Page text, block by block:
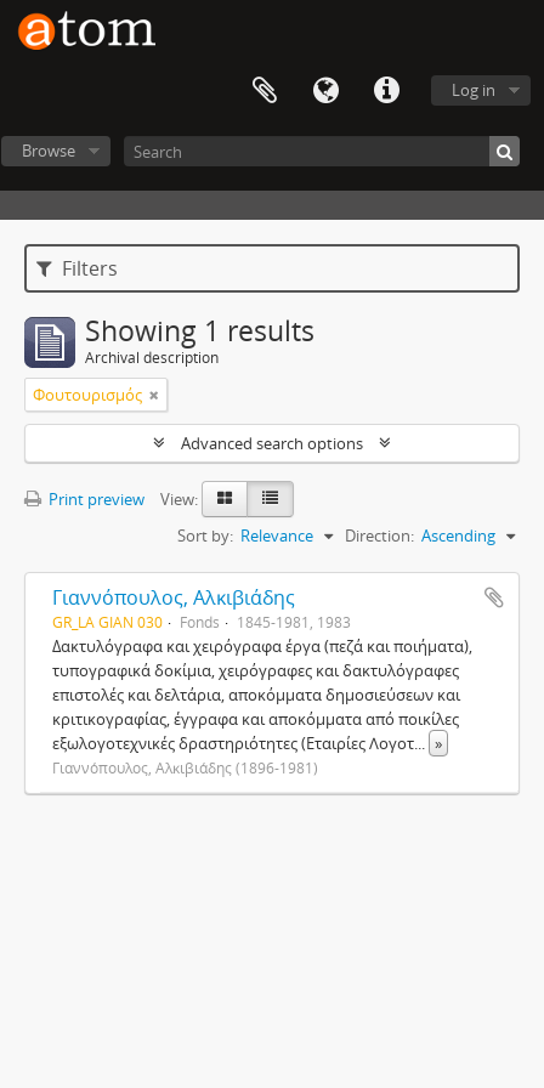
Log in
Browse
Filters
Showing 1 results
Archival description
Φουτουρισμός
Advanced search options
Print preview
View:
Sort by: Relevance Direction: Ascending
Γιαννόπουλος, Αλκιβιάδης
GR_LA GIAN 030 Fonds 1845-1981, 1983
Δακτυλόγραφα και χειρόγραφα έργα (πεζά και ποιήματα),
τυπογραφικά δοκίμια, χειρόγραφες και δακτυλόγραφες
επιστολές και δελτάρια, αποκόμματα δημοσιεύσεων και
κριτικογραφίας, έγγραφα και αποκόμματα από ποικίλες
εξωλογοτεχνικές δραστηριότητες (Εταιρίες Λογοτ... »
Γιαννόπουλος, Αλκιβιάδης (1896-1981)